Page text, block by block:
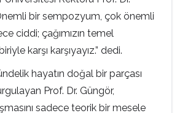
bir sempozyum, çok önemli
ciddi; çağımızın temel
karşı karşıyayız.” dedi.
hayatın doğal bir parçası
Prof. Dr. Güngör,
sadece teorik bir mesele